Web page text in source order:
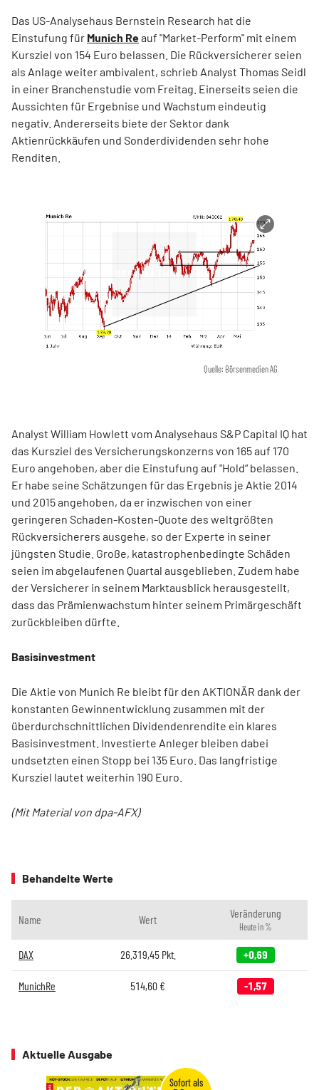
Das US-Analysehaus Bernstein Research hat die
Einstufung für Munich Reauf "Market-Perform" mit einem
Kursziel von 154 Euro belassen. Die Rückversicherer seien
als Anlage weiter ambivalent, schrieb Analyst Thomas Seidl
in einer Branchenstudie vom Freitag. Einerseits seien die
Aussichten für Ergebnise und Wachstum eindeutig
negativ. Andererseits biete der Sektor dank
Aktienrückkäufen und Sonderdividenden sehr hohe
Renditen.
Quelle: Börsenmedien AG
Analyst William Howlett vom Analysehaus S&P Capital IQ hat
das Kursziel des Versicherungskonzerns von 165 auf 170
Euro angehoben, aber die Einstufung auf "Hold“ belassen.
Er habe seine Schätzungen für das Ergebnis je Aktie 2014
und 2015 angehoben, da er inzwischen von einer
geringeren Schaden-Kosten-Quote des weltgrößten
Rückversicherers ausgehe, so der Experte in seiner
jüngsten Studie. Große, katastrophenbedingte Schäden
seien im abgelaufenen Quartal ausgeblieben. Zudem habe
der Versicherer in seinem Marktausblick herausgestellt,
dass das Prämienwachstum hinter seinem Primärgeschäft
zurückbleiben dürfte.
Basisinvestment
Die Aktie von Munich Re bleibt für den AKTIONÄR dank der
konstanten Gewinnentwicklung zusammen mit der
überdurchschnittlichen Dividendenrendite ein klares
Basisinvestment. Investierte Anleger bleiben dabei
undsetzten einen Stopp bei 135 Euro. Das langfristige
Kursziel lautet weiterhin 190 Euro.
(Mit Material von dpa-AFX)
Behandelte Werte
Name Wert Veränderung
Heute in %
DAX 26.319,45Pkt. +0,69
MunichRe 514,60 € -1,57
Aktuelle Ausgabe